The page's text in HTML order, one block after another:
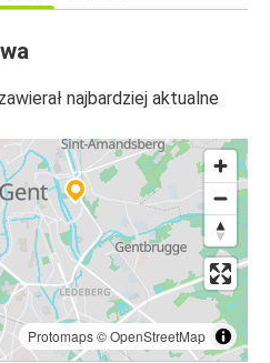
najbardziej aktualne
Protomaps©OpenStreetMap